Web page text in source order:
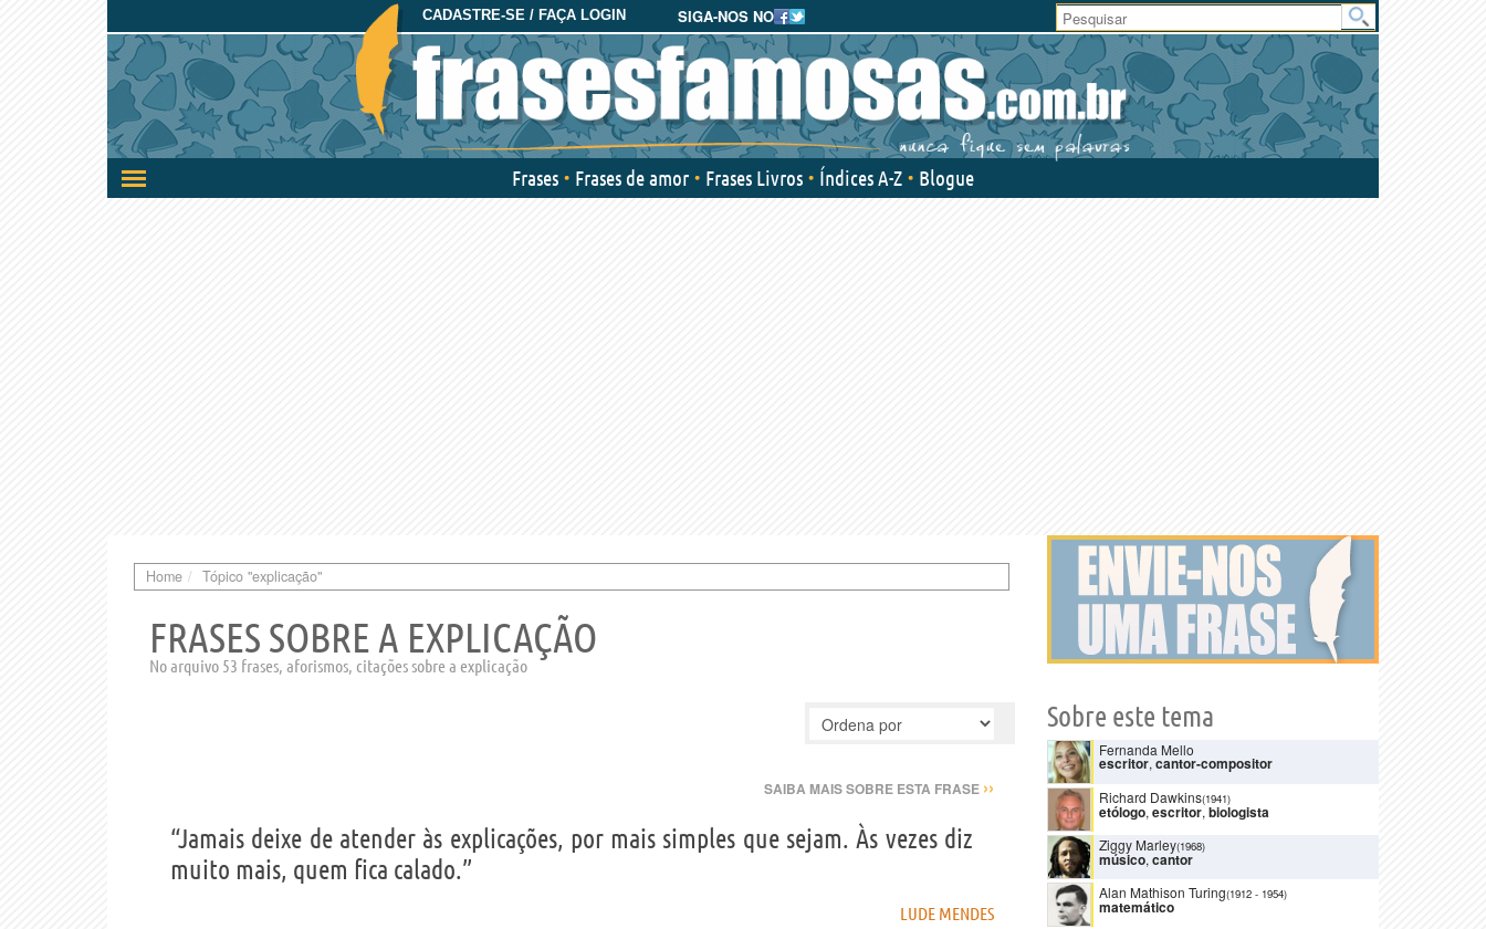
SIGA-NOS NO
CADASTRE-SE / FAÇA LOGIN
Ativar/desativar
a
Área
do
Usuário
Frases Frases de amor Frases Livros Índices A-Z Blogue
Home Tópico "explicação"
FRASES SOBRE A EXPLICAÇÃO
No arquivo 53 frases, aforismos, citações sobre a explicação
SAIBA MAIS SOBRE ESTA FRASE ››
“Jamais deixe de atender às explicações, por mais simples que sejam. Às vezes diz
muito mais, quem fica calado.”
LUDE MENDES
Sobre este tema
Fernanda Mello
escritor, cantor-compositor
Richard Dawkins(1941)
etólogo, escritor,biologista
Ziggy Marley(1968)
músico, cantor
Alan Mathison Turing(1912 - 1954)
matemático